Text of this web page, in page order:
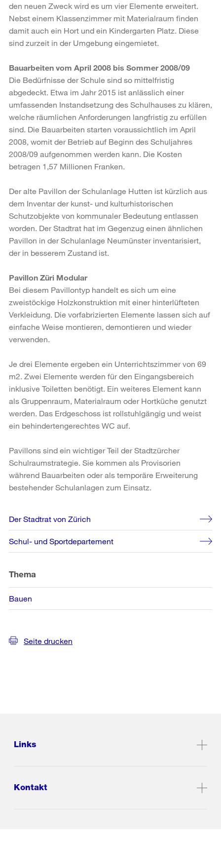
den neuen Zweck wird es um vier Elemente erweitert.
Nebst einem Klassenzimmer mit Materialraum finden
damit auch ein Hort und ein Kindergarten Platz. Diese
sind zurzeit in der Umgebung eingemietet.
Bauarbeiten vom April 2008 bis Sommer 2008/09
Die Bedürfnisse der Schule sind so mittelfristig
abgedeckt. Etwa im Jahr 2015 ist anlässlich einer
umfassenden Instandsetzung des Schulhauses zu klären,
welche räumlichen Anforderungen langfristig zu erfüllen
sind. Die Bauarbeiten starten voraussichtlich im April
2008, womit der Betrieb auf Beginn des Schuljahres
2008/09 aufgenommen werden kann. Die Kosten
betragen 1,57 Millionen Franken.
Der alte Pavillon der Schulanlage Hutten ist kürzlich aus
dem Inventar der kunst- und kulturhistorischen
Schutzobjekte von kommunaler Bedeutung entlassen
worden. Der Stadtrat hat im Gegenzug einen ähnlichen
Pavillon in der Schulanlage Neumünster inventarisiert,
der in besserem Zustand ist.
Pavillon Züri Modular
Bei diesem Pavillontyp handelt es sich um eine
zweistöckige Holzkonstruktion mit einer hinterlüfteten
Verkleidung. Die vorfabrizierten Elemente lassen sich auf
einfache Weise montieren, demontieren und wieder
verwenden.
Je drei Elemente ergeben ein Unterrichtszimmer von 69
m2. Zwei Elemente werden für den Eingangsbereich
inklusive Toiletten benötigt. Ein weiteres Element kann
als Gruppenraum, Materialraum oder Hortküche genutzt
werden. Das Erdgeschoss ist rollstuhlgängig und weist
ein behindertengerechtes WC auf.
Pavillons sind ein wichtiger Teil der Stadtzürcher
Schulraumstrategie. Sie kommen als Provisorien
während Bauarbeiten oder als temporäre Erweiterung
bestehender Schulanlagen zum Einsatz.
Weitere
Informationen
Der Stadtrat von Zürich
Schul- und Sportdepartement
Thema
Bauen
Seite drucken
Links
Kontakt